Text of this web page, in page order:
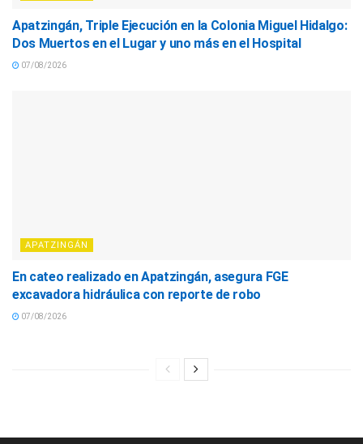
Apatzingán, Triple Ejecución en la Colonia Miguel Hidalgo:
Dos Muertos en el Lugar y uno más en el Hospital
07/08/2026
APATZINGÁN
En cateo realizado en Apatzingán, asegura FGE
excavadora hidráulica con reporte de robo
07/08/2026